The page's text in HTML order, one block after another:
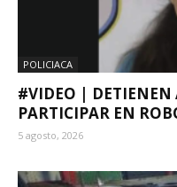
POLICIACA
#VIDEO | DETIENEN
PARTICIPAR EN
5 agosto, 2026